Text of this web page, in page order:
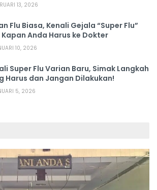
13, 2026
Flu Biasa, Kenali Gejala “Super Flu”
Anda Harus ke Dokter
10, 2026
Super Flu Varian Baru, Simak Langkah
Harus dan Jangan Dilakukan!
5, 2026